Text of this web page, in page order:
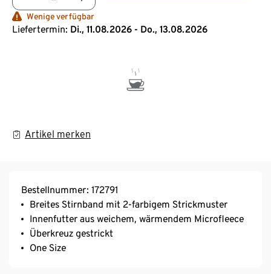
Wenige verfügbar
Liefertermin: Di., 11.08.2026 - Do., 13.08.2026
Artikel merken
Bestellnummer: 172791
Breites Stirnband mit 2-farbigem Strickmuster
Innenfutter aus weichem, wärmendem Microfleece
Überkreuz gestrickt
One Size